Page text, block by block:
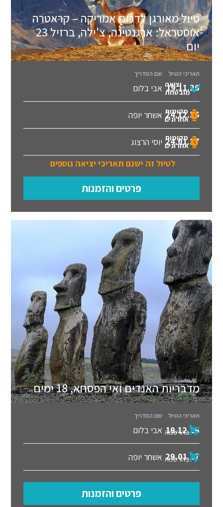
טיול מאורגן לדרום אמריקה – קראטרה
אוסטראל: ארגנטינה, צ'ילה, ברזיל 23
יום
תאריכי הטיול שם המדריך
19.11.26 אבי בלום יציאה
מובטחת
24.12.26 אשחר יופה מקומות
אחרונים
24.01.27 יוסי הרצוג מקומות
אחרונים
לטיול זה ישנם תאריכי יציאה נוספים
פרטים והזמנות
מדבריות האנדים ואי הפסחא, 18 ימים
תאריכי הטיול שם המדריך
19.12.26 אבי בלום בהרשמה
29.01.27 אשחר יופה בהרשמה
פרטים והזמנות